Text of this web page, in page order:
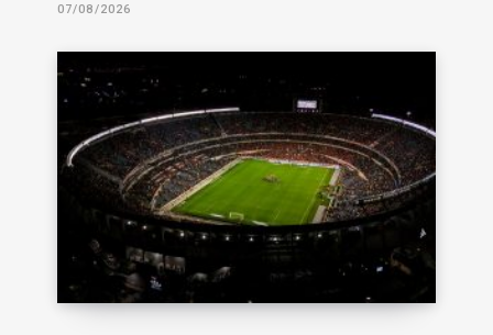
07/08/2026